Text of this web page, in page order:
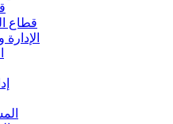
قطاع